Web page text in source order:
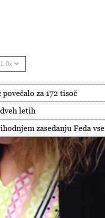
za 172 tisoč
letih
zasedanju Feda